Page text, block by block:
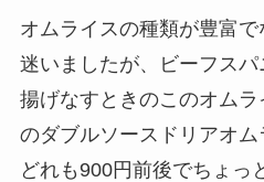
オムライスの種類が豊富
迷いましたが、ビーフス
揚げなすときのこのオム
のダブルソースドリアオ
どれも900円前後でちょっ